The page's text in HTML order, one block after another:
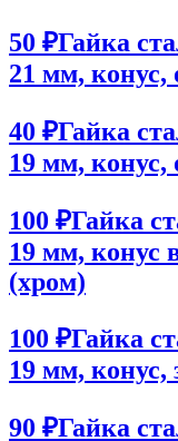
50 ₽Гайка
21 мм, конус,
40 ₽Гайка
19 мм,
100 ₽Гайка
19 мм, конус
(хром)
100 ₽Гайка
19 мм, конус,
90 ₽Гайка